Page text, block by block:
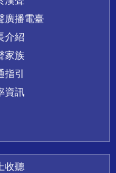
廣播電臺
介紹
家族
指引
資訊
收聽